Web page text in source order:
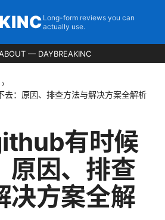
Long-form reviews you can
actually use.
— DAYBREAKINC
›
：原因、排查方法与解决方案全解析
有时候
原因、排查
决方案全解